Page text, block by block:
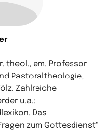
theol., em. Professor
Pastoraltheologie,
Zahlreiche
u.a.:
Das
zum Gottesdienst"